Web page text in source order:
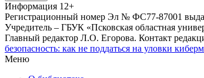
Информация 12+
Регистрационный номер Эл № ФС77-87001
Учредитель – ГБУК «Псковская областная
Главный редактор Л.О. Егорова. Контакт
безопасность: как не поддаться на уловки
Меню